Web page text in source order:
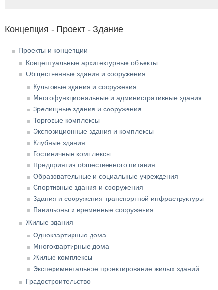
Концепция - Проект - Здание
Проекты и концепции
Концептуальные архитектурные объекты
Общественные здания и сооружения
Культовые здания и сооружения
Многофункциональные и административные здания
Зрелищные здания и сооружения
Торговые комплексы
Экспозиционные здания и комплексы
Клубные здания
Гостиничные комплексы
Предприятия общественного питания
Образовательные и социальные учреждения
Спортивные здания и сооружения
Здания и сооружения транспортной инфраструктуры
Павильоны и временные сооружения
Жилые здания
Одноквартирные дома
Многоквартирные дома
Жилые комплексы
Экспериментальное проектирование жилых зданий
Градостроительство